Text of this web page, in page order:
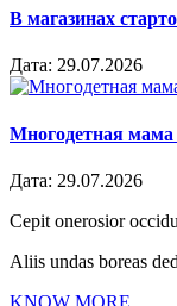
В магазинах
Дата: 29.07.2026
Многодетная мама
Дата: 29.07.2026
Cepit onerosior
Aliis undas boreas
KNOW MORE